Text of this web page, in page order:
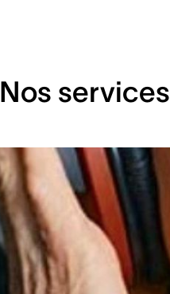
Nos services